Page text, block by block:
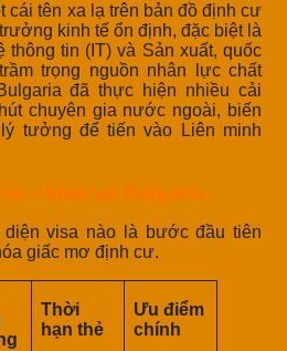
cái tên xa lạ trên bản đồ định cư
kinh tế ổn định, đặc biệt là
thông tin (IT) và Sản xuất, quốc
trọng nguồn nhân lực chất
đã thực hiện nhiều cải
chuyên gia nước ngoài, biến
tưởng để tiến vào Liên minh
chính tại Bulgaria
visa nào là bước đầu tiên
giấc mơ định cư.
Thời
hạn thẻ
Ưu điểm
chính